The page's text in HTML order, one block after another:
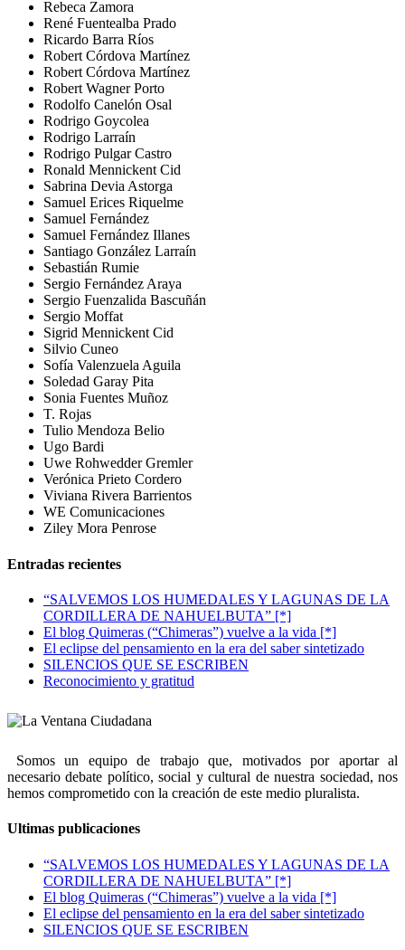
Rebeca Zamora
René Fuentealba Prado
Ricardo Barra Ríos
Robert Córdova Martínez
Robert Córdova Martínez
Robert Wagner Porto
Rodolfo Canelón Osal
Rodrigo Goycolea
Rodrigo Larraín
Rodrigo Pulgar Castro
Ronald Mennickent Cid
Sabrina Devia Astorga
Samuel Erices Riquelme
Samuel Fernández
Samuel Fernández Illanes
Santiago González Larraín
Sebastián Rumie
Sergio Fernández Araya
Sergio Fuenzalida Bascuñán
Sergio Moffat
Sigrid Mennickent Cid
Silvio Cuneo
Sofía Valenzuela Aguila
Soledad Garay Pita
Sonia Fuentes Muñoz
T. Rojas
Tulio Mendoza Belio
Ugo Bardi
Uwe Rohwedder Gremler
Verónica Prieto Cordero
Viviana Rivera Barrientos
WE Comunicaciones
Ziley Mora Penrose
Entradas recientes
“SALVEMOS LOS HUMEDALES Y LAGUNAS DE LA
CORDILLERA DE NAHUELBUTA” [*]
El blog Quimeras (“Chimeras”) vuelve a la vida [*]
El eclipse del pensamiento en la era del saber sintetizado
SILENCIOS QUE SE ESCRIBEN
Reconocimiento y gratitud
Somos un equipo de trabajo que, motivados por aportar al
necesario debate político, social y cultural de nuestra sociedad, nos
hemos comprometido con la creación de este medio pluralista.
Ultimas publicaciones
“SALVEMOS LOS HUMEDALES Y LAGUNAS DE LA
CORDILLERA DE NAHUELBUTA” [*]
El blog Quimeras (“Chimeras”) vuelve a la vida [*]
El eclipse del pensamiento en la era del saber sintetizado
SILENCIOS QUE SE ESCRIBEN